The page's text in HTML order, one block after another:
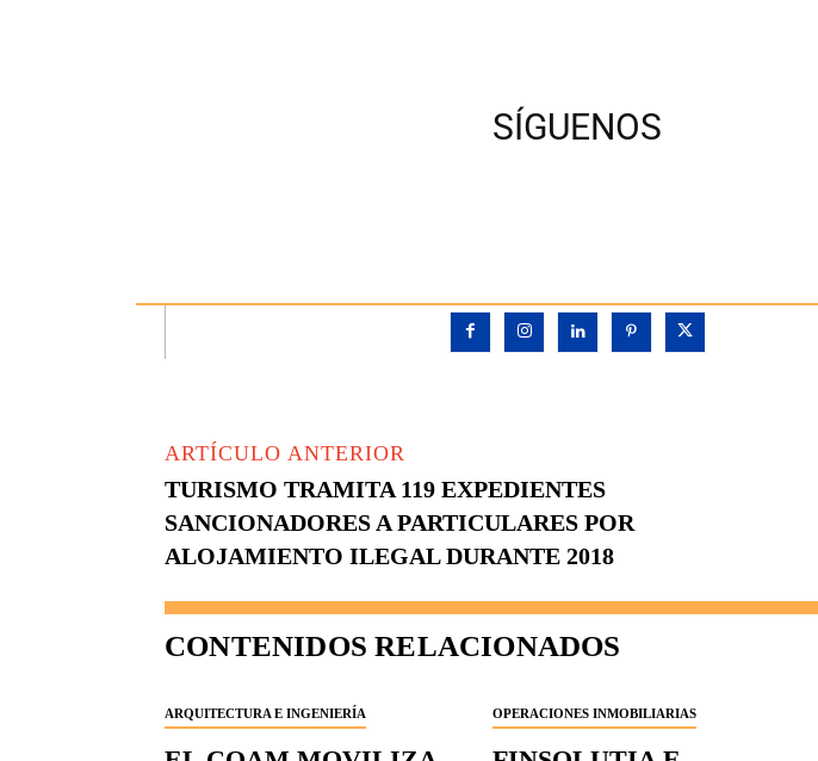
SÍGUENOS
ARTÍCULO ANTERIOR
TURISMO TRAMITA 119 EXPEDIENTES
SANCIONADORES A PARTICULARES POR
ALOJAMIENTO ILEGAL DURANTE 2018
CONTENIDOS RELACIONADOS
ARQUITECTURA E INGENIERÍA OPERACIONES INMOBILIARIAS